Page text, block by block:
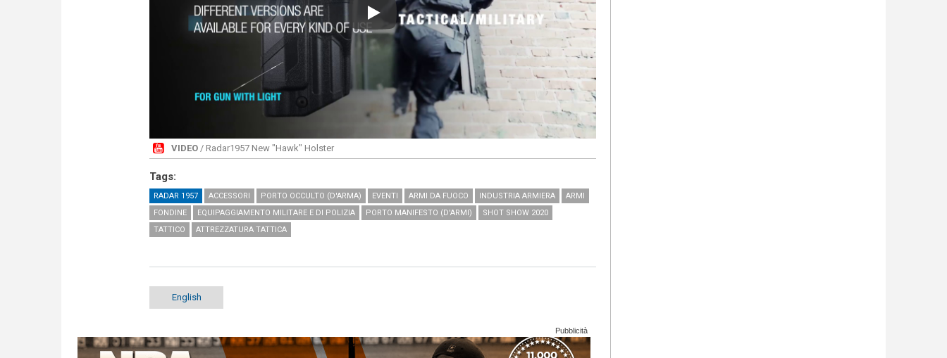
Play
VIDEO / Radar1957 New "Hawk" Holster
Tags:
RADAR 1957 ACCESSORI PORTO OCCULTO (D'ARMA) EVENTI ARMI DA FUOCO INDUSTRIA ARMIERA
ARMI
FONDINE
EQUIPAGGIAMENTO MILITARE E DI POLIZIA PORTO MANIFESTO (D'ARMI)
SHOT SHOW 2020
TATTICO
ATTREZZATURA TATTICA
English
Pubblicità